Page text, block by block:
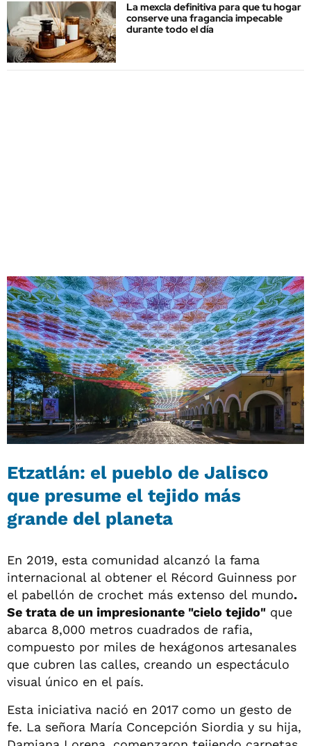
La mexcla definitiva para que tu hogar
conserve una fragancia impecable
durante todo el día
Etzatlán: el pueblo de Jalisco
que presume el tejido más
grande del planeta
En 2019, esta comunidad alcanzó la fama
internacional al obtener el Récord Guinness por
el pabellón de crochet más extenso del mundo.
Se trata de un impresionante "cielo tejido" que
abarca 8,000 metros cuadrados de rafia,
compuesto por miles de hexágonos artesanales
que cubren las calles, creando un espectáculo
visual único en el país.
Esta iniciativa nació en 2017 como un gesto de
fe. La señora María Concepción Siordia y su hija,